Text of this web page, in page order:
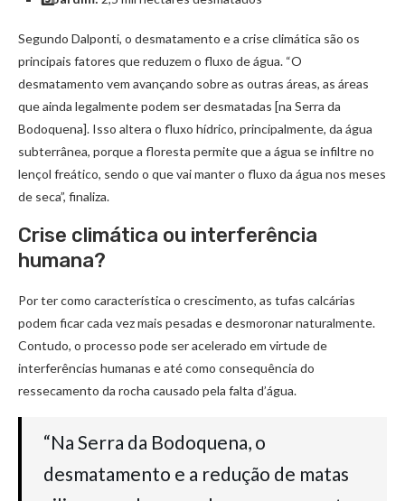
Segundo Dalponti, o desmatamento e a crise climática são os
principais fatores que reduzem o fluxo de água. “O
desmatamento vem avançando sobre as outras áreas, as áreas
que ainda legalmente podem ser desmatadas [na Serra da
Bodoquena]. Isso altera o fluxo hídrico, principalmente, da água
subterrânea, porque a floresta permite que a água se infiltre no
lençol freático, sendo o que vai manter o fluxo da água nos meses
de seca”, finaliza.
Crise climática ou interferência
humana?
Por ter como característica o crescimento, as tufas calcárias
podem ficar cada vez mais pesadas e desmoronar naturalmente.
Contudo, o processo pode ser acelerado em virtude de
interferências humanas e até como consequência do
ressecamento da rocha causado pela falta d’água.
“Na Serra da Bodoquena, o
desmatamento e a redução de matas